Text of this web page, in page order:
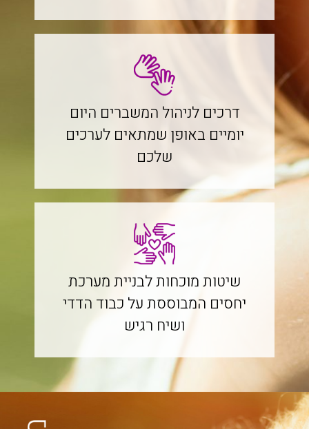
דרכים לניהול המשברים היום
יומיים באופן שמתאים לערכים
שלכם
שיטות מוכחות לבניית מערכת
יחסים המבוססת על כבוד הדדי
ושיח רגיש